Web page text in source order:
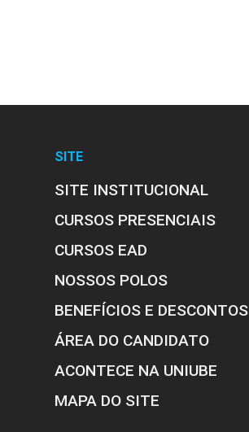
SITE
SITE INSTITUCIONAL
CURSOS PRESENCIAIS
CURSOS EAD
NOSSOS POLOS
BENEFÍCIOS E DESCONTOS
ÁREA DO CANDIDATO
ACONTECE NA UNIUBE
MAPA DO SITE